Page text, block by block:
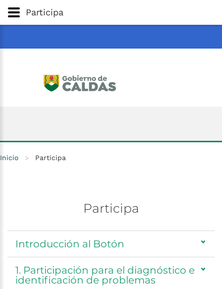
Gobernación
Participa
Inicio > Participa
Participa
Introducción al Botón
1. Participación para el diagnóstico e
identificación de problemas